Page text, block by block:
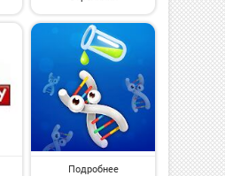
Подробнее